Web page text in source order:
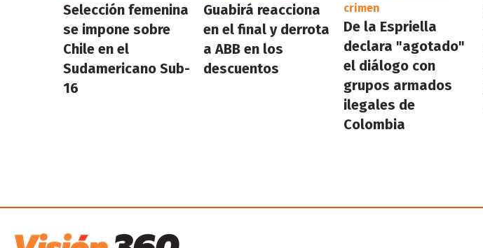
Selección femenina
se impone sobre
Chile en el
Sudamericano Sub-
16
Guabirá reacciona
en el final y derrota
a ABB en los
descuentos
crimen
De la Espriella
declara "agotado"
el diálogo con
grupos armados
ilegales de
Colombia